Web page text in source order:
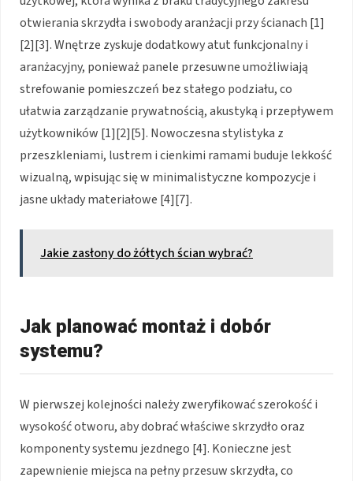
otwierania skrzydła i swobody aranżacji przy ścianach [1]
[2][3]. Wnętrze zyskuje dodatkowy atut funkcjonalny i
aranżacyjny, ponieważ panele przesuwne umożliwiają
strefowanie pomieszczeń bez stałego podziału, co
ułatwia zarządzanie prywatnością, akustyką i przepływem
użytkowników [1][2][5]. Nowoczesna stylistyka z
przeszkleniami, lustrem i cienkimi ramami buduje lekkość
wizualną, wpisując się w minimalistyczne kompozycje i
jasne układy materiałowe [4][7].
Jakie zasłony do żółtych ścian wybrać?
Jak planować montaż i dobór
systemu?
W pierwszej kolejności należy zweryfikować szerokość i
wysokość otworu, aby dobrać właściwe skrzydło oraz
komponenty systemu jezdnego [4]. Konieczne jest
zapewnienie miejsca na pełny przesuw skrzydła, co